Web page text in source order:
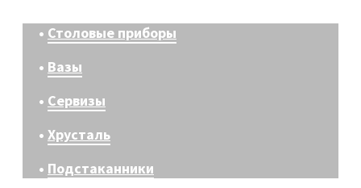
• Столовые приборы
• Вазы
• Сервизы
• Хрусталь
• Подстаканники